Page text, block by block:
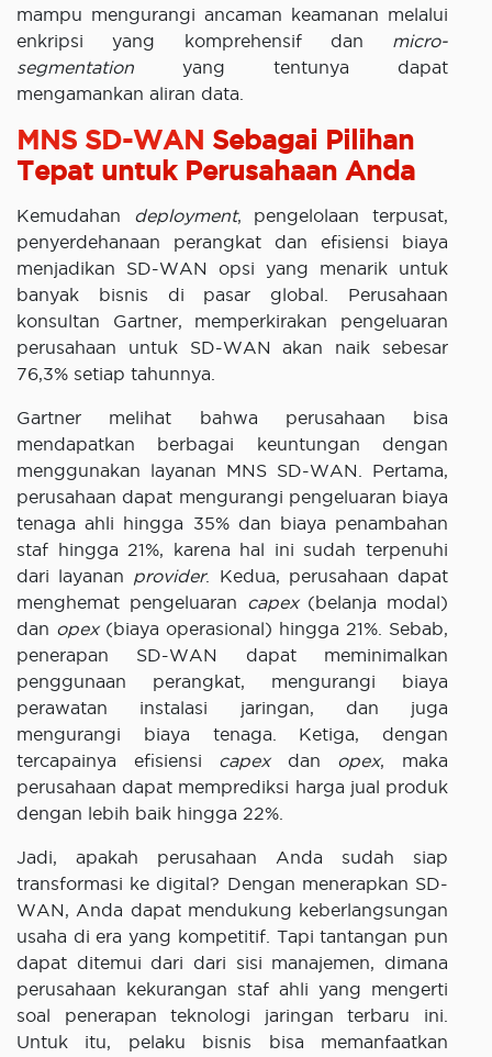
mampu mengurangi ancaman keamanan melalui
enkripsi yang komprehensif dan micro-
segmentation yang tentunya dapat
mengamankan aliran data.
MNS SD-WAN Sebagai Pilihan
Tepat untuk Perusahaan Anda
Kemudahan deployment, pengelolaan terpusat,
penyerdehanaan perangkat dan efisiensi biaya
menjadikan SD-WAN opsi yang menarik untuk
banyak bisnis di pasar global. Perusahaan
konsultan Gartner, memperkirakan pengeluaran
perusahaan untuk SD-WAN akan naik sebesar
76,3% setiap tahunnya.
Gartner melihat bahwa perusahaan bisa
mendapatkan berbagai keuntungan dengan
menggunakan layanan MNS SD-WAN. Pertama,
perusahaan dapat mengurangi pengeluaran biaya
tenaga ahli hingga 35% dan biaya penambahan
staf hingga 21%, karena hal ini sudah terpenuhi
dari layanan provider. Kedua, perusahaan dapat
menghemat pengeluaran capex(belanja modal)
dan opex(biaya operasional) hingga 21%. Sebab,
penerapan SD-WAN dapat meminimalkan
penggunaan perangkat, mengurangi biaya
perawatan instalasi jaringan, dan juga
mengurangi biaya tenaga. Ketiga, dengan
tercapainya efisiensi capexdan opex, maka
perusahaan dapat memprediksi harga jual produk
dengan lebih baik hingga 22%.
Jadi, apakah perusahaan Anda sudah siap
transformasi ke digital? Dengan menerapkan SD-
WAN, Anda dapat mendukung keberlangsungan
usaha di era yang kompetitif. Tapi tantangan pun
dapat ditemui dari dari sisi manajemen, dimana
perusahaan kekurangan staf ahli yang mengerti
soal penerapan teknologi jaringan terbaru ini.
Untuk itu, pelaku bisnis bisa memanfaatkan